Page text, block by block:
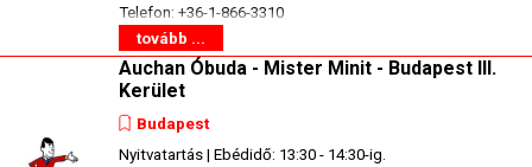
Telefon: +36-1-866-3310
tovább ...
Auchan Óbuda - Mister Minit - Budapest III.
Kerület
Budapest
Nyitvatartás | Ebédidő: 13:30 - 14:30-ig.